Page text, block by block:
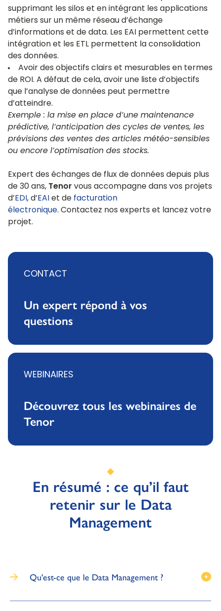
supprimant les silos et en intégrant les applications
métiers sur un même réseau d’échange
d’informations et de data. Les EAI permettent cette
intégration et les ETL permettent la consolidation
des données.
Avoir des objectifs clairs et mesurables en termes
de ROI. A défaut de cela, avoir une liste d’objectifs
que l’analyse de données peut permettre
d’atteindre.
Exemple : la mise en place d’une maintenance
prédictive, l’anticipation des cycles de ventes, les
prévisions des ventes des articles météo-sensibles
ou encore l’optimisation des stocks.
Expert des échanges de flux de données depuis plus
de 30 ans, Tenor vous accompagne dans vos projets
d’ EDI , d’ EAI et de facturation
électronique. Contactez nos experts et lancez votre
projet.
CONTACT
Un expert répond à vos
questions
WEBINAIRES
Découvrez tous les webinaires de
Tenor
En résumé : ce qu’il faut
retenir sur le Data
Management
Qu'est-ce que le Data Management ?